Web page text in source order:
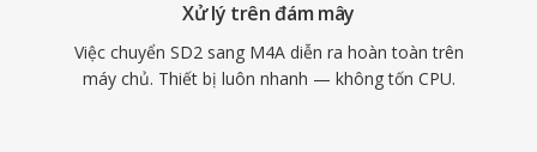
Xử lý trên đám mây
Việc chuyển SD2 sang M4A diễn ra hoàn toàn trên
máy chủ. Thiết bị luôn nhanh — không tốn CPU.